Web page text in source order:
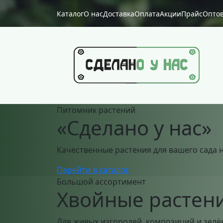
КаталогО насДоставкаОплатаАкцииПрайс
Питомник растений
«Сделано у нас»
Качественные растения для вашего
Перейти в каталог
Большой ассортимент
Хвойные